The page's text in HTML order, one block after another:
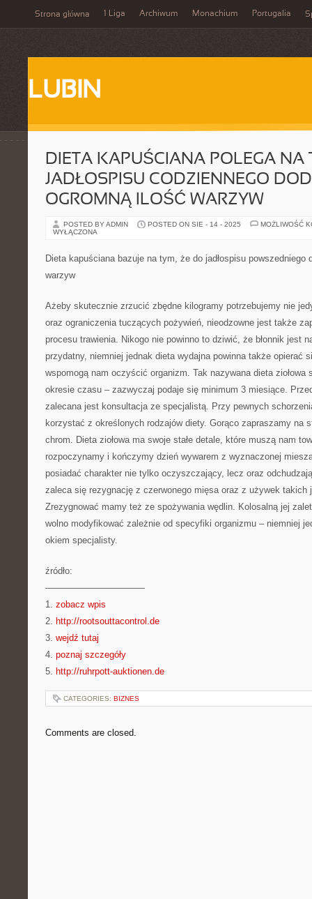
Strona główna 1 Liga Archiwum Monachium Portugalia
LUBIN
DIETA KAPUŚCIANA POLEGA NA
JADŁOSPISU CODZIENNEGO
OGROMNĄ ILOŚĆ WARZYW
POSTED BY ADMIN POSTED ON SIE - 14 - 2025
MOŻLIWOŚĆ
WYŁĄCZONA
Dieta kapuściana bazuje na tym, że do jadłospisu
warzyw
Ażeby skutecznie zrzucić zbędne kilogramy potrzebujemy nie
oraz ograniczenia tuczących pożywień, nieodzowne jest także
procesu trawienia. Nikogo nie powinno to dziwić, że błonnik jest
przydatny, niemniej jednak dieta wydajna powinna także opierać
wspomogą nam oczyścić organizm. Tak nazywana dieta ziołowa
okresie czasu – zazwyczaj podaje się minimum 3 miesiące.
zalecana jest konsultacja ze specjalistą. Przy pewnych
korzystać z określonych rodzajów diety. Gorąco zapraszamy na
chrom. Dieta ziołowa ma swoje stałe detale, które muszą nam
rozpoczynamy i kończymy dzień wywarem z wyznaczonej
posiadać charakter nie tylko oczyszczający, lecz oraz
zaleca się rezygnację z czerwonego mięsa oraz z używek takich
Zrezygnować mamy też ze spożywania wędlin. Kolosalną jej
wolno modyfikować zależnie od specyfiki organizmu – niemniej
okiem specjalisty.
źródło:
———————————
1. zobacz wpis
2. http://rootsouttacontrol.de
3. wejdź tutaj
4. poznaj szczegóły
5. http://ruhrpott-auktionen.de
CATEGORIES: BIZNES
Comments are closed.